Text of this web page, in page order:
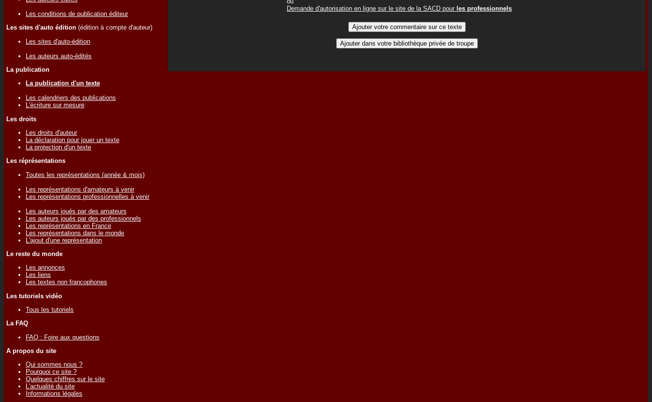
Les conditions de publication éditeur
Les sites d'auto édition (édition à compte d'auteur)
Les sites d'auto-édition
Les auteurs auto-édités
La publication
La publication d'un texte
Les calendriers des publications
L'écriture sur mesure
Les droits
Les droits d'auteur
La déclaration pour jouer un texte
La protection d'un texte
Les réprésentations
Toutes les représentations (année & mois)
Les représentations d'amateurs à venir
Les représentations professionnelles à venir
Les auteurs joués par des amateurs
Les auteurs joués par des professionnels
Les représentations en France
Les représentations dans le monde
L'ajout d'une représentation
Le reste du monde
Les annonces
Les liens
Les textes non francophones
Les tutoriels vidéo
Tous les tutoriels
La FAQ
FAQ : Foire aux questions
A propos du site
Qui sommes nous ?
Pourquoi ce site ?
Quelques chiffres sur le site
L'actualité du site
Informations légales
Demande d'autorisation en ligne sur le site de la SACD pour les professionnels